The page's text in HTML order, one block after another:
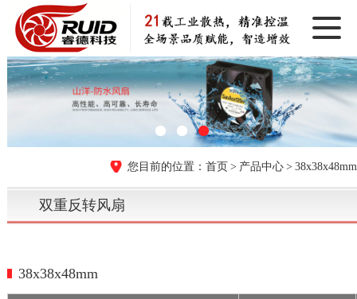
首页 产品中心 38x38x48mm
双重反转风扇
38x38x48mm